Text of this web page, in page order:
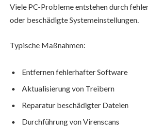
Viele PC-Probleme entstehen durch
oder beschädigte Systemeinstellungen.
Typische Maßnahmen:
Entfernen fehlerhafter Software
Aktualisierung von Treibern
Reparatur beschädigter Dateien
Durchführung von Virenscans